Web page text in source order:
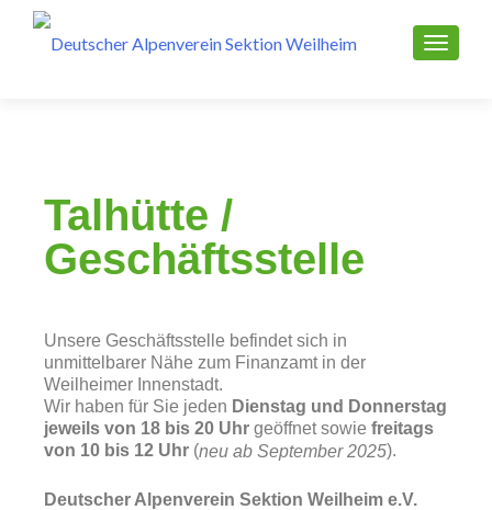
Talhütte /
Geschäfts­stelle
Unsere Geschäftsstelle befindet sich in
unmittelbarer Nähe zum Finanzamt in der
Weilheimer Innenstadt.
Wir haben für Sie jeden Dienstag und Donnerstag
jeweils von 18 bis 20 Uhr geöffnet sowie freitags
von 10 bis 12 Uhr (neu ab September 2025).
Deutscher Alpenverein Sektion Weilheim e.V.